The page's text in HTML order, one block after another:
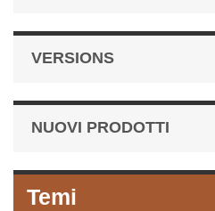
VERSIONS
NUOVI PRODOTTI
Temi